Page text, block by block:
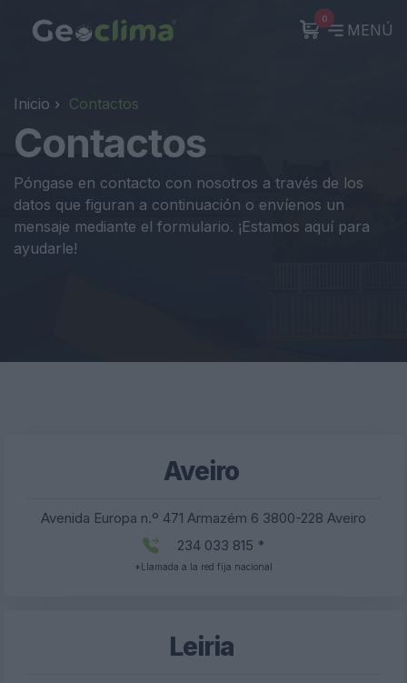
0
MENÚ
Inicio Contactos
Contactos
Póngase en contacto con nosotros a través de los
datos que figuran a continuación o envíenos un
mensaje mediante el formulario. ¡Estamos aquí para
ayudarle!
Aveiro
Avenida Europa n.º 471 Armazém 6 3800-228 Aveiro
234 033 815 *
*Llamada a la red fija nacional
Leiria